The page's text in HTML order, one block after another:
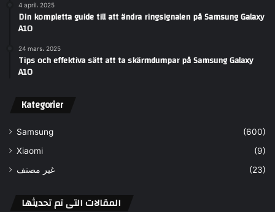
4 april، 2025
Din kompletta guide till att ändra ringsignalen på Samsung Galaxy
A10
24 mars، 2025
Tips och effektiva sätt att ta skärmdumpar på Samsung Galaxy
A10
Kategorier
Samsung
(600)
Xiaomi
(9)
غير مصنف
(23)
المقالات التى تم تحديثها